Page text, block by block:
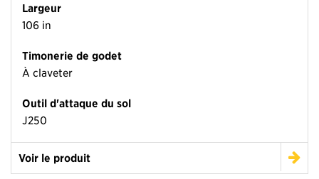
Largeur
106 in
Timonerie de godet
À claveter
Outil d'attaque du sol
J250
Voir le produit